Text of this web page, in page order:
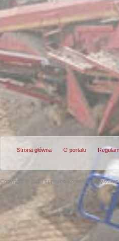
Strona główna O portalu
Copyright © 2013 surowce-kopalnie.pl